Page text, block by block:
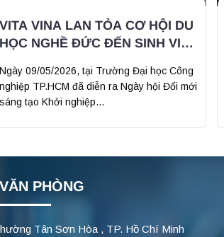
VITA VINA LAN TỎA CƠ HỘI DU
HỌC NGHỀ ĐỨC ĐẾN SINH VIÊN
Ngày 09/05/2026, tại Trường Đại học Công
nghiệp TP.HCM đã diễn ra Ngày hội Đổi mới
sáng tạo Khởi nghiệp...
PHÒNG
Tân Sơn Hòa , TP. Hồ Chí Minh